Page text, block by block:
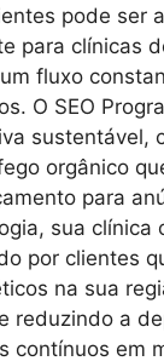
pode ser
para clínicas
fluxo
O SEO
sustentável,
orgânico
para
sua clínica
por clientes
na sua
reduzindo a
contínuos em